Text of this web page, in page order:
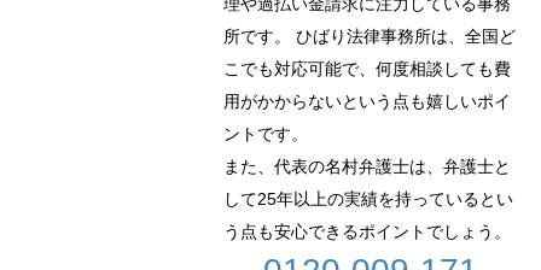
理や過払い金請求に注力している事務
所です。 ひばり法律事務所は、全国ど
こでも対応可能で、何度相談しても費
用がかからないという点も嬉しいポイ
ントです。
また、代表の名村弁護士は、弁護士と
して25年以上の実績を持っているとい
う点も安心できるポイントでしょう。